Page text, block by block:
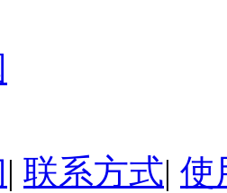
| 联系方式| 使